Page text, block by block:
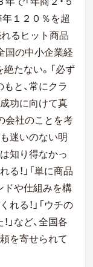
年１２０％を超
れるヒット商品
国の中小企業経
たない。 「必ず
と、常にクラ
功に向けて真
会社のことを考
迷いのない明
知り得なかっ
！」「単に商品
ドや仕組みを構
れる！」「ウチの
など、全国各
を寄せられて